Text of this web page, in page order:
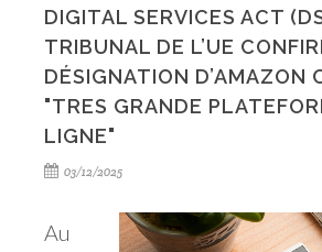
DIGITAL SERVICES ACT
TRIBUNAL DE L’UE
DÉSIGNATION D’AMAZON
"TRES GRANDE
LIGNE"
03/12/2025
Au